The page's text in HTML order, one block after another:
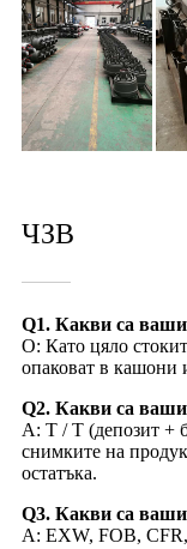
ЧЗВ
Q1. Какви са
О: Като цяло
опаковат в кашони
Q2. Какви са
A: T / T (депозит +
снимките на
остатъка.
Q3. Какви са
A: EXW, FOB,